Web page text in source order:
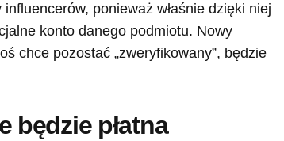
ponieważ właśnie dzięki niej
konto danego podmiotu. Nowy
chce pozostać „zweryfikowany”, będzie
będzie płatna